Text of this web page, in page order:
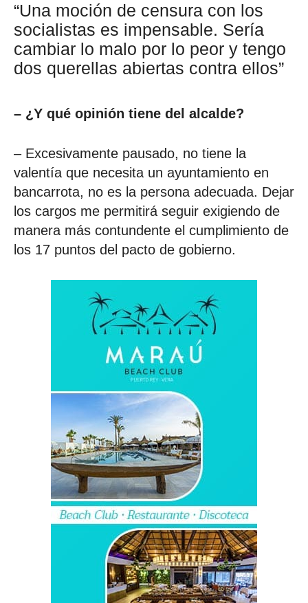
“Una moción de censura con los
socialistas es impensable. Sería
cambiar lo malo por lo peor y tengo
dos querellas abiertas contra ellos”
– ¿Y qué opinión tiene del alcalde?
– Excesivamente pausado, no tiene la
valentía que necesita un ayuntamiento en
bancarrota, no es la persona adecuada. Dejar
los cargos me permitirá seguir exigiendo de
manera más contundente el cumplimiento de
los 17 puntos del pacto de gobierno.